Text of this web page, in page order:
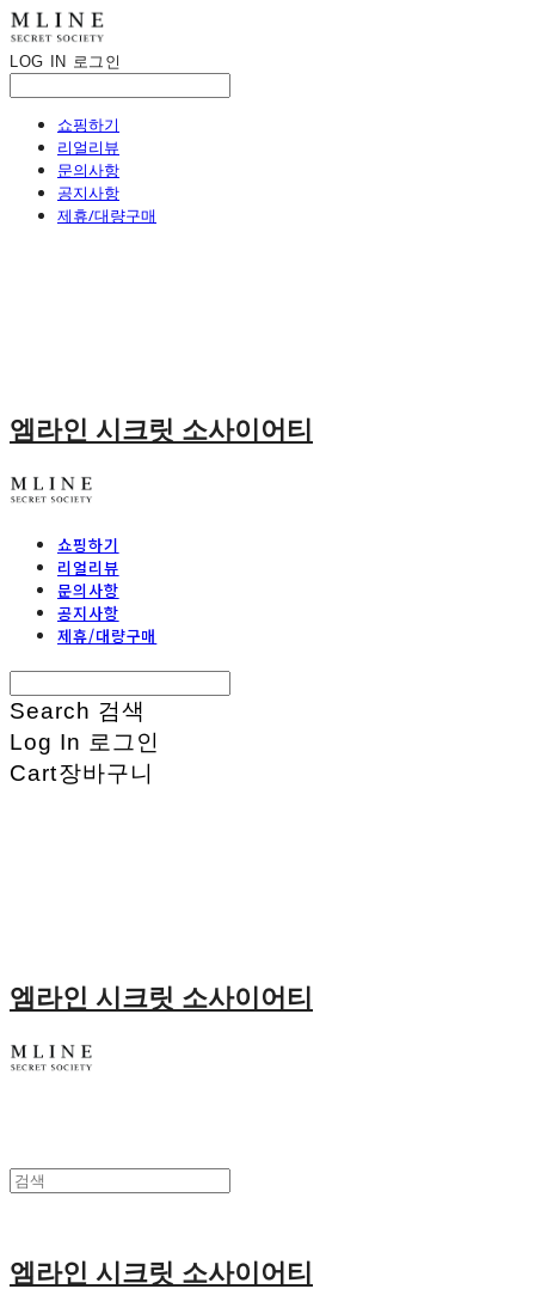
LOG IN 로그인
쇼핑하기
리얼리뷰
문의사항
공지사항
제휴/대량구매
엠라인 시크릿 소사이어티
쇼핑하기
리얼리뷰
문의사항
공지사항
제휴/대량구매
Search 검색
Log In 로그인
Cart장바구니
엠라인 시크릿 소사이어티
엠라인 시크릿 소사이어티